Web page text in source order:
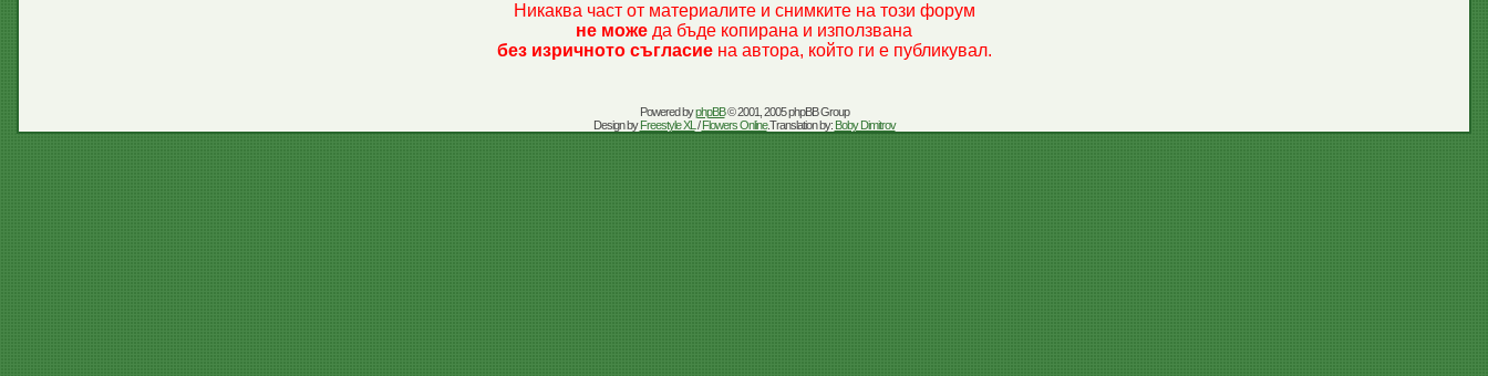
Никаква част от материалите и снимките на този форум
не може да бъде копирана и използвана
без изричното съгласиена автора, който ги е публикувал.
Powered byphpBB© 2001, 2005 phpBB Group
Design byFreestyle XL /Flowers Online.Translation by: Boby Dimitrov